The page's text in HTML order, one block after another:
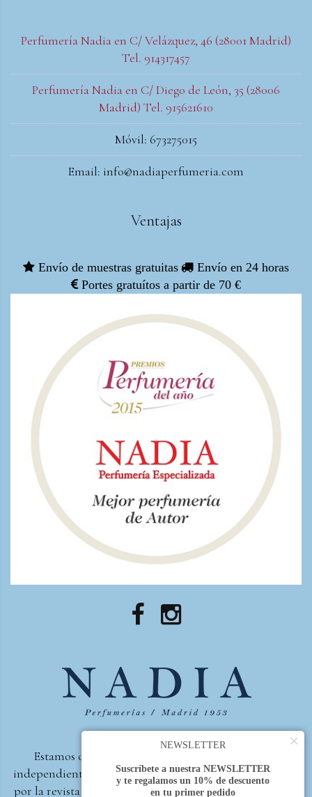
Perfumería Nadia en C/ Velázquez, 46 (28001 Madrid)
Tel. 914317457
Perfumería Nadia en C/ Diego de León, 35 (28006
Madrid) Tel. 915621610
Móvil: 673275015
Email: info@nadiaperfumeria.com
Ventajas
Envío de muestras gratuitas
Envío en 24 horas
Portes gratuítos a partir de 70 €
Estamos orgullosos de ser la primera perfumería
independiente de España, en recibir el premio otorgado
por la revista Beautyproof en 2015 a la mejor perfumería
×
NEWSLETTER
Suscríbete a nuestra NEWSLETTER
y te regalamos un 10% de descuento
en tu primer pedido